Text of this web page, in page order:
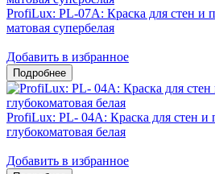
ProfiLux: PL-07А: Краска для стен и
матовая супербелая
Добавить в избранное
ProfiLux: PL- 04А: Краска для стен и
глубокоматовая белая
Добавить в избранное